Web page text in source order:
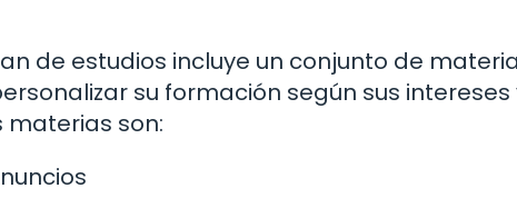
de estudios incluye un conjunto de
su formación según sus intereses
materias son: